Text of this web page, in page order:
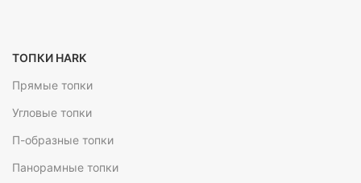
ТОПКИ HARK
Прямые топки
Угловые топки
П-образные топки
Панорамные топки